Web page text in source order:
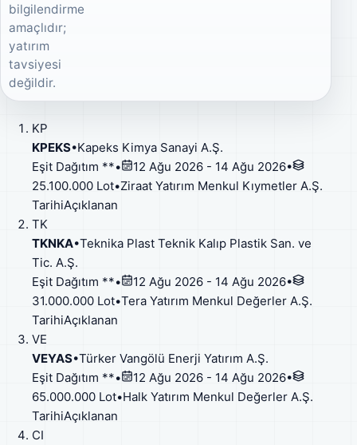
bilgilendirme
amaçlıdır;
yatırım
tavsiyesi
değildir.
KP
KPEKS•Kapeks Kimya Sanayi A.Ş.
Eşit Dağıtım **• 12 Ağu 2026 - 14 Ağu 2026•
25.100.000 Lot•Ziraat Yatırım Menkul Kıymetler A.Ş.
TarihiAçıklanan
TK
TKNKA•Teknika Plast Teknik Kalıp Plastik San. ve
Tic. A.Ş.
Eşit Dağıtım **• 12 Ağu 2026 - 14 Ağu 2026•
31.000.000 Lot•Tera Yatırım Menkul Değerler A.Ş.
TarihiAçıklanan
VE
VEYAS•Türker Vangölü Enerji Yatırım A.Ş.
Eşit Dağıtım **• 12 Ağu 2026 - 14 Ağu 2026•
65.000.000 Lot•Halk Yatırım Menkul Değerler A.Ş.
TarihiAçıklanan
CI